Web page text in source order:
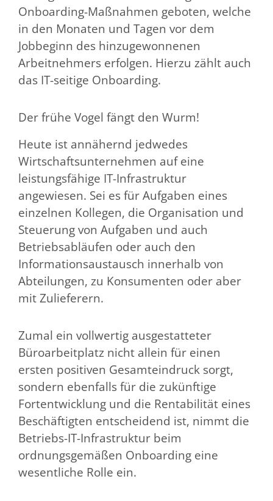
Onboarding-Maßnahmen geboten, welche
in den Monaten und Tagen vor dem
Jobbeginn des hinzugewonnenen
Arbeitnehmers erfolgen. Hierzu zählt auch
das IT-seitige Onboarding.
Der frühe Vogel fängt den Wurm!
Heute ist annähernd jedwedes
Wirtschaftsunternehmen auf eine
leistungsfähige IT-Infrastruktur
angewiesen. Sei es für Aufgaben eines
einzelnen Kollegen, die Organisation und
Steuerung von Aufgaben und auch
Betriebsabläufen oder auch den
Informationsaustausch innerhalb von
Abteilungen, zu Konsumenten oder aber
mit Zulieferern.
Zumal ein vollwertig ausgestatteter
Büroarbeitplatz nicht allein für einen
ersten positiven Gesamteindruck sorgt,
sondern ebenfalls für die zukünftige
Fortentwicklung und die Rentabilität eines
Beschäftigten entscheidend ist, nimmt die
Betriebs-IT-Infrastruktur beim
ordnungsgemäßen Onboarding eine
wesentliche Rolle ein.